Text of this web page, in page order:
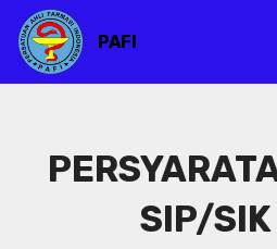
PAFI
SIP/